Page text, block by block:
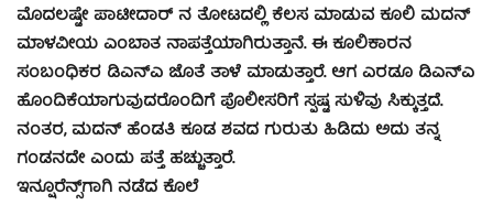
ಮೊದಲಷ್ಟೇ ಪಾಟೀದಾರ್ ನ ತೋಟದಲ್ಲಿ ಕೆಲಸ ಮಾಡುವ ಕೂಲಿ ಮದನ್
ಮಾಳವೀಯ ಎಂಬಾತ ನಾಪತ್ತೆಯಾಗಿರುತ್ತಾನೆ. ಈ ಕೂಲಿಕಾರನ
ಸಂಬಂಧಿಕರ ಡಿಎನ್​ಎ ಜೊತೆ ತಾಳೆ ಮಾಡುತ್ತಾರೆ. ಆಗ ಎರಡೂ ಡಿಎನ್​ಎ
ಹೊಂದಿಕೆಯಾಗುವುದರೊಂದಿಗೆ ಪೊಲೀಸರಿಗೆ ಸ್ಪಷ್ಟ ಸುಳಿವು ಸಿಕ್ಕುತ್ತದೆ.
ನಂತರ, ಮದನ್​ ಹೆಂಡತಿ ಕೂಡ ಶವದ ಗುರುತು ಹಿಡಿದು ಅದು ತನ್ನ
ಗಂಡನದೇ ಎಂದು ಪತ್ತೆ ಹಚ್ಚುತ್ತಾರೆ.
ಇನ್ಷೂರೆನ್ಸ್​ಗಾಗಿ ನಡೆದ ಕೊಲೆ